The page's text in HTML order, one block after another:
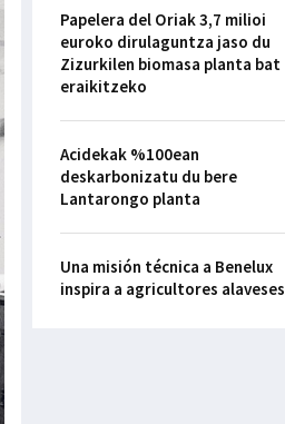
Papelera del Oriak 3,7 milioi
euroko dirulaguntza jaso du
Zizurkilen biomasa planta bat
eraikitzeko
Acidekak %100ean
deskarbonizatu du bere
Lantarongo planta
Una misión técnica a Benelux
inspira a agricultores alaveses